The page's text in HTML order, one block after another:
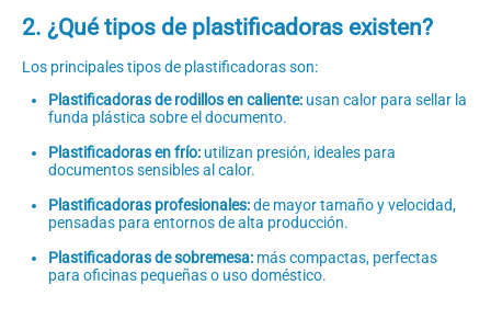
2. ¿Qué tipos de plastificadoras existen?
Los principales tipos de plastificadoras son:
Plastificadoras de rodillos en caliente: usan calor para sellar la
funda plástica sobre el documento.
Plastificadoras en frío: utilizan presión, ideales para
documentos sensibles al calor.
Plastificadoras profesionales:de mayor tamaño y velocidad,
pensadas para entornos de alta producción.
Plastificadoras de sobremesa: más compactas, perfectas
para oficinas pequeñas o uso doméstico.